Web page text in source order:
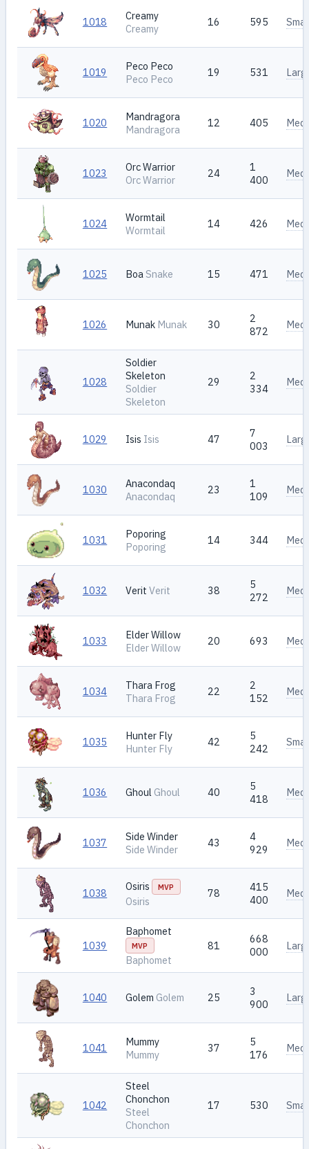
1018
Creamy
Creamy
16 595
1019
Peco Peco
Peco Peco
19 531
1020
Mandragora
Mandragora
12 405
1023
Orc Warrior
Orc Warrior
24
1
400
1024
Wormtail
Wormtail
14 426
1025 Boa Snake 15 471
1026 Munak Munak 30
2
872
1028
Soldier
Skeleton
Soldier
Skeleton
29
2
334
1029 Isis Isis 47
7
003
1030
Anacondaq
Anacondaq
23
1
109
1031
Poporing
Poporing
14 344
1032 Verit Verit 38
5
272
1033
Elder Willow
Elder Willow
20 693
1034
Thara Frog
Thara Frog
22
2
152
1035
Hunter Fly
Hunter Fly
42
5
242
1036 Ghoul Ghoul 40
5
418
1037
Side Winder
Side Winder
43
4
929
1038
Osiris MVP
Osiris
78
415
400
1039
Baphomet
MVP
Baphomet
81
668
000
1040 Golem Golem 25
3
900
1041
Mummy
Mummy
37
5
176
1042
Steel
Chonchon
Steel
Chonchon
17 530